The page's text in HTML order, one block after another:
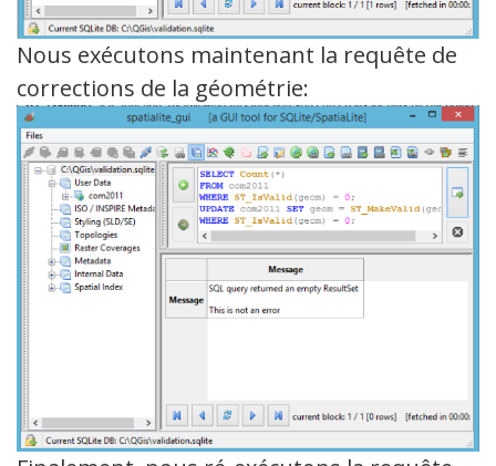
Nous exécutons maintenant la requête de
corrections de la géométrie: